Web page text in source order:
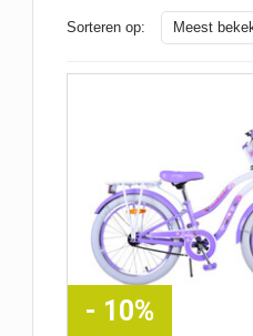
Sorteren op: Meest
- 10%